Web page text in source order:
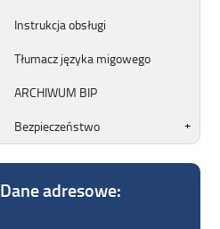
Instrukcja obsługi
Tłumacz języka migowego
ARCHIWUM BIP
Bezpieczeństwo
Dane adresowe: